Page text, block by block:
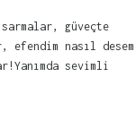
güveçte
nasıl desem
sevimli